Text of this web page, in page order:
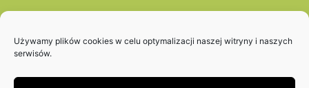
Używamy plików cookies w celu optymalizacji naszej witryny i naszych
serwisów.
OZZ